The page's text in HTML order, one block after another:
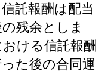
託報酬は配当
残余としま
ける信託報酬
た後の合同運